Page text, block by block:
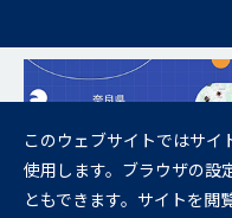
飲酒は20歳になっ
妊娠中や授乳期の
このウェブサイトではサイ
使用します。ブラウザの設
ともできます。サイトを閲